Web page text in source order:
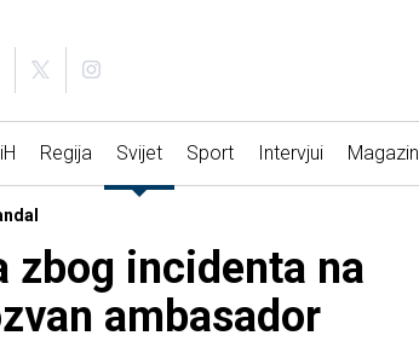
Regija Svijet Sport Intervjui Magazin
zbog incidenta na
ambasador